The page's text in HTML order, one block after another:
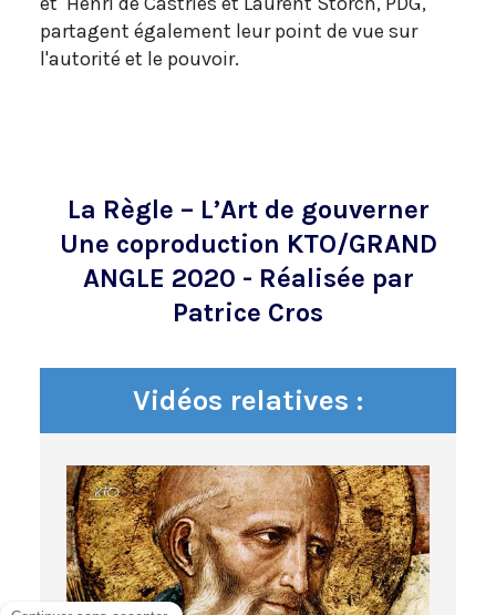
partagent également leur point de vue sur
l'autorité et le pouvoir.
La Règle – L’Art de gouverner
Une coproduction KTO/GRAND
ANGLE 2020 - Réalisée par
Patrice Cros
Vidéos relatives :